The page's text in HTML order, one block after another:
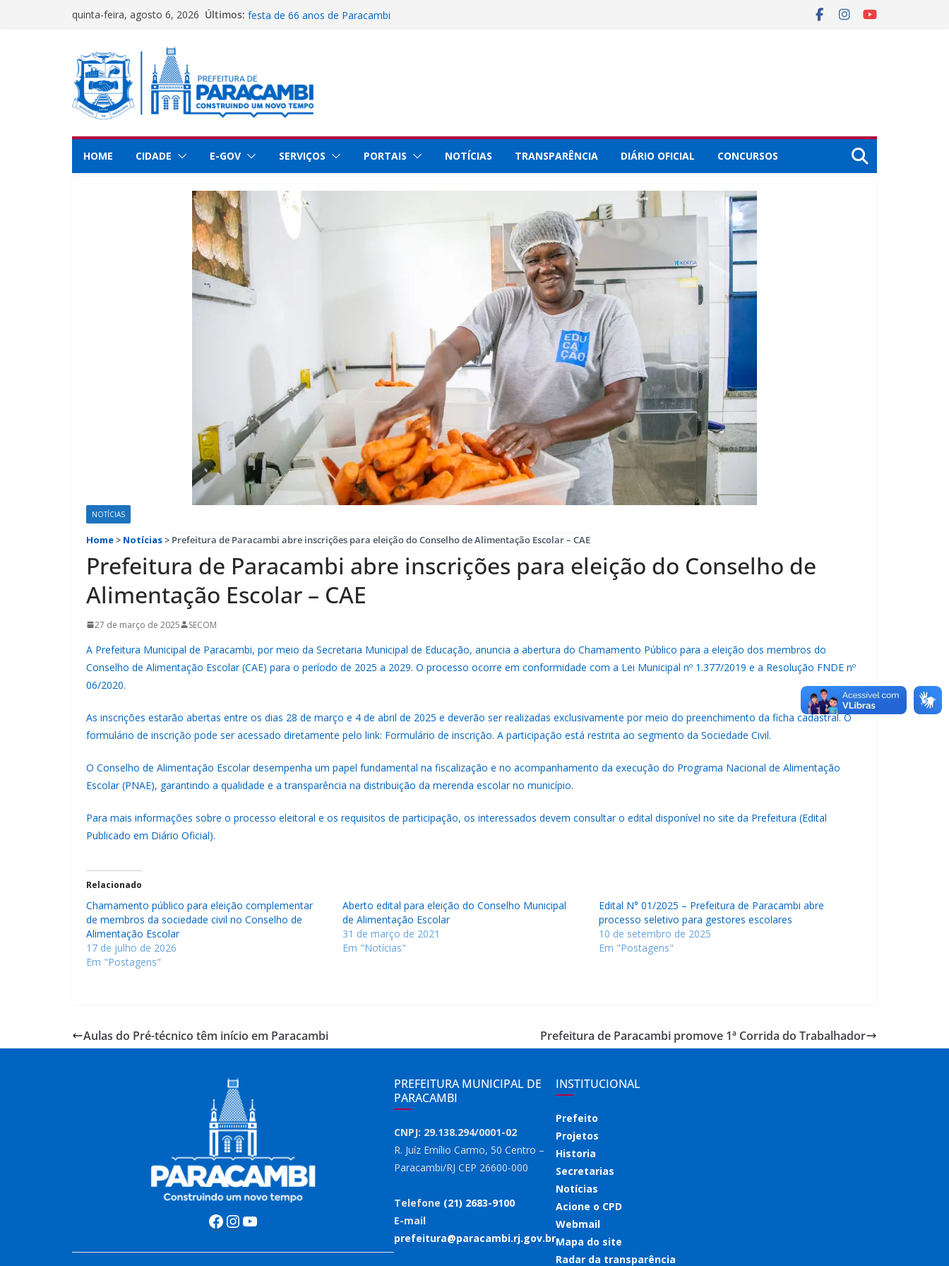
quinta-feira, agosto 6, 2026 Últimos: Prefeitura abre inscrições para instalação de barracas na
dedicação e serviços prestados à população
Paracambi é destaque internacional por conquistas na
educação
implementar projeto esportivo no município
HOME
CIDADE E-GOV SERVIÇOS PORTAIS NOTÍCIAS TRANSPARÊNCIA DIÁRIO OFICIAL CONCURSOS
NOTÍCIAS
Home> Notícias> Prefeitura de Paracambi abre inscrições para eleição do Conselho de Alimentação Escolar – CAE
Prefeitura de Paracambi abre inscrições para eleição do Conselho de
Alimentação Escolar – CAE
27 de março de 2025 SECOM
A Prefeitura Municipal de Paracambi, por meio da Secretaria Municipal de Educação, anuncia a abertura do Chamamento Público para a eleição dos membros do
Conselho de Alimentação Escolar (CAE) para o período de 2025 a 2029. O processo ocorre em conformidade com a Lei Municipal nº 1.377/2019 e a Resolução FNDE nº
06/2020.
As inscrições estarão abertas entre os dias 28 de março e 4 de abril de 2025 e deverão ser realizadas exclusivamente por meio do preenchimento da ficha cadastral. O
formulário de inscrição pode ser acessado diretamente pelo link: Formulário de inscrição. A participação está restrita ao segmento da Sociedade Civil.
O Conselho de Alimentação Escolar desempenha um papel fundamental na fiscalização e no acompanhamento da execução do Programa Nacional de Alimentação
Escolar (PNAE), garantindo a qualidade e a transparência na distribuição da merenda escolar no município.
Para mais informações sobre o processo eleitoral e os requisitos de participação, os interessados devem consultar o edital disponível no site da Prefeitura (Edital
Publicado em Diário Oficial).
Relacionado
Chamamento público para eleição complementar
de membros da sociedade civil no Conselho de
Alimentação Escolar
17 de julho de 2026
Em "Postagens"
Aberto edital para eleição do Conselho Municipal
de Alimentação Escolar
31 de março de 2021
Em "Notícias"
Edital N° 01/2025 – Prefeitura de Paracambi abre
processo seletivo para gestores escolares
10 de setembro de 2025
Em "Postagens"
Aulas do Pré-técnico têm início em Paracambi Prefeitura de Paracambi promove 1ª Corrida do Trabalhador
Facebook
Instagram
Youtube
PREFEITURA MUNICIPAL DE
PARACAMBI
CNPJ: 29.138.294/0001-02
R. Juíz Emílio Carmo, 50 Centro –
Paracambi/RJ CEP 26600-000
Telefone (21) 2683-9100
E-mail
prefeitura@paracambi.rj.gov.br
INSTITUCIONAL
Prefeito
Projetos
Historia
Secretarias
Notícias
Acione o CPD
Webmail
Mapa do site
Radar da transparência